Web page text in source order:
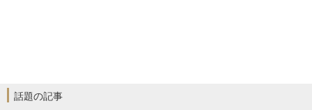
話題の記事